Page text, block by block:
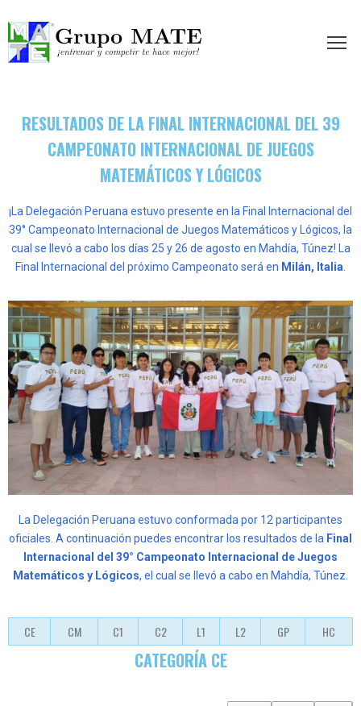
te hace mejor!
RESULTADOS DE LA FINAL INTERNACIONAL DEL 39
CAMPEONATO INTERNACIONAL DE JUEGOS
MATEMÁTICOS Y LÓGICOS
¡La Delegación Peruana estuvo presente en la Final Internacional del
39° Campeonato Internacional de Juegos Matemáticos y Lógicos, la
cual se llevó a cabo los días 25 y 26 de agosto en Mahdía, Túnez! La
Final Internacional del próximo Campeonato será en Milán, Italia.
La Delegación Peruana estuvo conformada por 12 participantes
oficiales. A continuación puedes encontrar los resultados de la Final
Internacional del 39° Campeonato Internacional de Juegos
Matemáticos y Lógicos, el cual se llevó a cabo en Mahdía, Túnez.
CE CM C1 C2 L1 L2 GP HC
CATEGORÍA CE